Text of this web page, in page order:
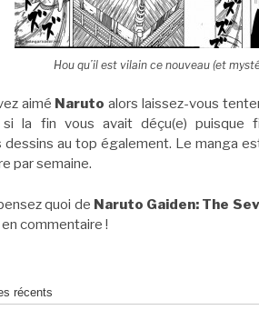
Hou qu’il est vilain ce nouveau (et
aimé Naruto alors laissez-vous
la fin vous avait déçu(e) puisque
au top également. Le manga
par semaine.
quoi de Naruto Gaiden: The
commentaire !
récents